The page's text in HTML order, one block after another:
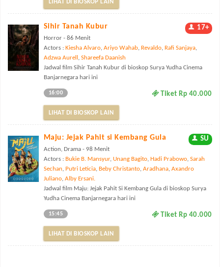
LIHAT DI BIOSKOP LAIN
Sihir Tanah Kubur 17+
Horror - 86 Menit
Actors : Kiesha Alvaro, Ariyo Wahab, Revaldo, Rafi Sanjaya,
Adzwa Aurell , Shareefa Daanish
Jadwal film Sihir Tanah Kubur di bioskop Surya Yudha Cinema
Banjarnegara hari ini
Tiket Rp 40.000
16:00
LIHAT DI BIOSKOP LAIN
Maju: Jejak Pahit si Kembang Gula SU
Action, Drama - 98 Menit
Actors : Bukie B. Mansyur, Unang Bagito, Hadi Prabowo, Sarah
Sechan, Putri Leticia, Beby Christanto, Aradhana, Axandro
Juliano, Alby Ersani.
Jadwal film Maju: Jejak Pahit Si Kembang Gula di bioskop Surya
Yudha Cinema Banjarnegara hari ini
Tiket Rp 40.000
15:45
LIHAT DI BIOSKOP LAIN